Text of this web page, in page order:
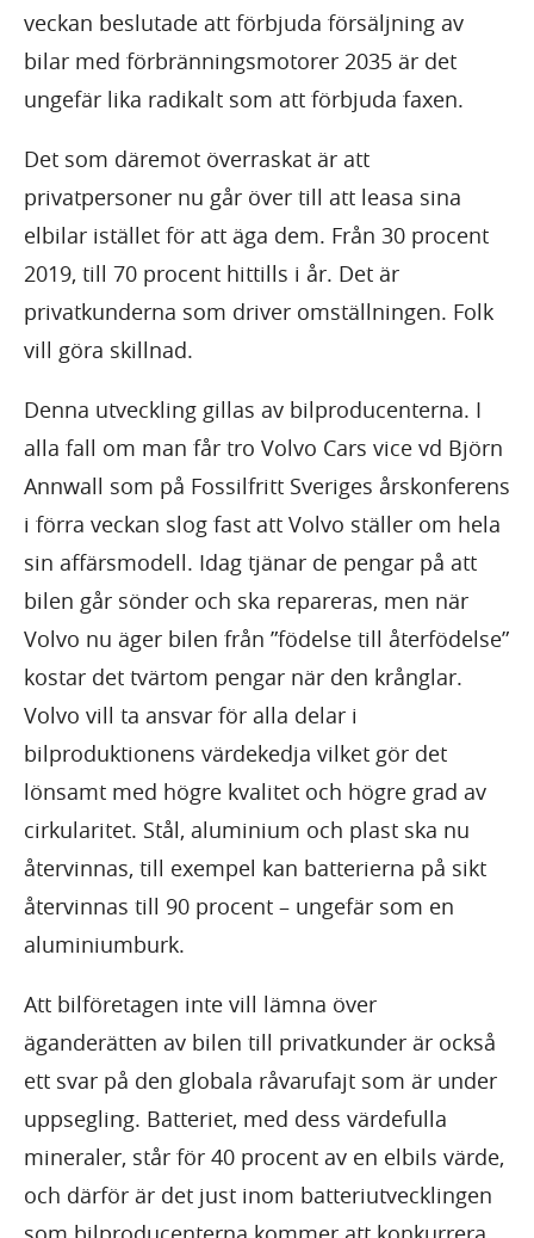
veckan beslutade att förbjuda försäljning av
bilar med förbränningsmotorer 2035 är det
ungefär lika radikalt som att förbjuda faxen.
Det som däremot överraskat är att
privatpersoner nu går över till att leasa sina
elbilar istället för att äga dem. Från 30 procent
2019, till 70 procent hittills i år. Det är
privatkunderna som driver omställningen. Folk
vill göra skillnad.
Denna utveckling gillas av bilproducenterna. I
alla fall om man får tro Volvo Cars vice vd Björn
Annwall som på Fossilfritt Sveriges årskonferens
i förra veckan slog fast att Volvo ställer om hela
sin affärsmodell. Idag tjänar de pengar på att
bilen går sönder och ska repareras, men när
Volvo nu äger bilen från ”födelse till återfödelse”
kostar det tvärtom pengar när den krånglar.
Volvo vill ta ansvar för alla delar i
bilproduktionens värdekedja vilket gör det
lönsamt med högre kvalitet och högre grad av
cirkularitet. Stål, aluminium och plast ska nu
återvinnas, till exempel kan batterierna på sikt
återvinnas till 90 procent – ungefär som en
aluminiumburk.
Att bilföretagen inte vill lämna över
äganderätten av bilen till privatkunder är också
ett svar på den globala råvarufajt som är under
uppsegling. Batteriet, med dess värdefulla
mineraler, står för 40 procent av en elbils värde,
och därför är det just inom batteriutvecklingen